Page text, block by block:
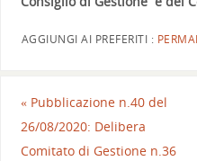
AGGIUNGI AI PREFERITI :
«Pubblicazione n.40 del
26/08/2020: Delibera
Comitato di Gestione n.36